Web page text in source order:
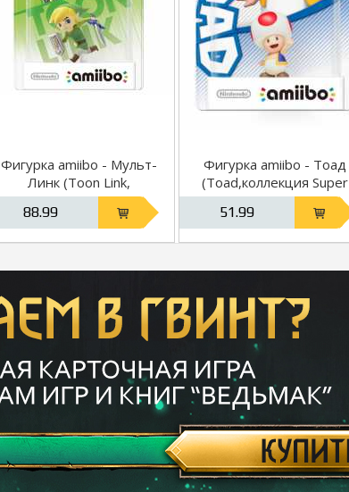
Фигурка amiibo - Мульт-
Линк (Toon Link,
коллекция Super Smash
88.99
Фигурка amiibo - Тоад
(Toad,коллекция Super
Mario)
51.99